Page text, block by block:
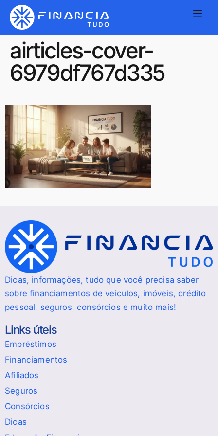
airticles-cover-
6979df767d335
Dicas, informações, tudo que você precisa saber
sobre financiamentos de veículos, imóveis, crédito
pessoal, seguros, consórcios e muito mais!
Links úteis
Empréstimos
Financiamentos
Afiliados
Seguros
Consórcios
Dicas